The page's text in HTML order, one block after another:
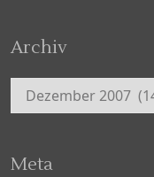
Archiv
Archiv
Meta